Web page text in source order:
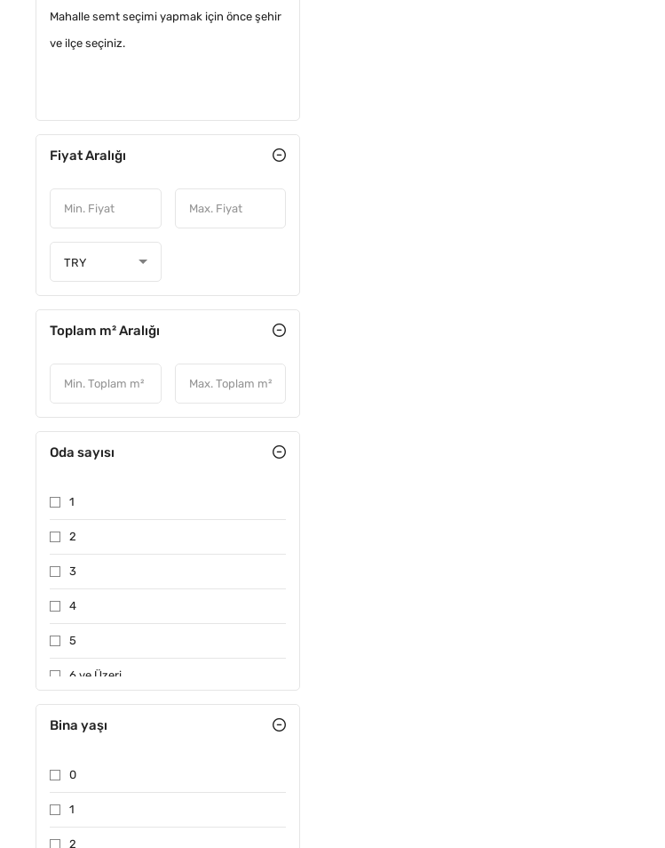
Mahalle semt seçimi yapmak için önce şehir
ve ilçe seçiniz.
Fiyat Aralığı
TRY
Toplam m² Aralığı
Oda sayısı
1
2
3
4
5
6 ve Üzeri
Bina yaşı
0
1
2